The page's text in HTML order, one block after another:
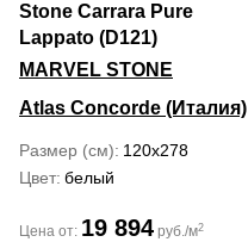
Stone Carrara Pure
Lappato (D121)
MARVEL STONE
Atlas Concorde (Италия)
Размер (см) 120x278
Цвет белый
Цена от: 19 894 руб./м2